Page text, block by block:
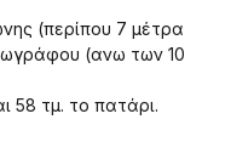
(περίπου 7 μέτρα
(ανω των 10
58 τμ. το πατάρι.